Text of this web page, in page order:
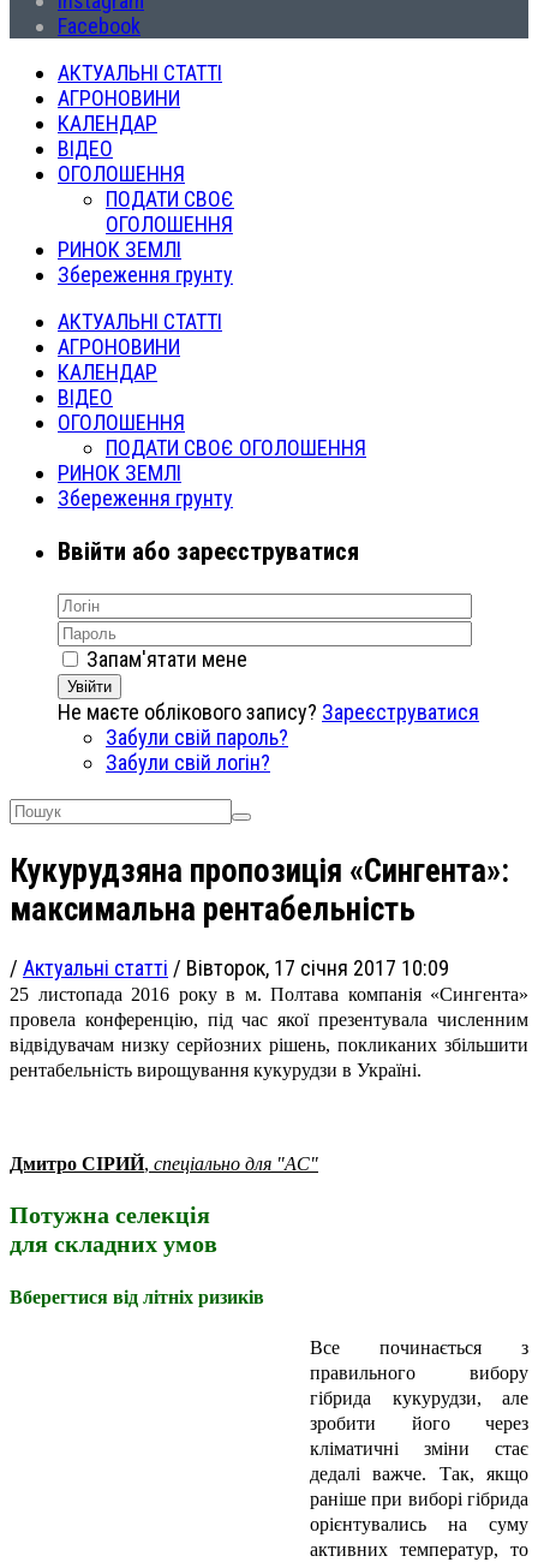
Facebook
АКТУАЛЬНІ СТАТТІ
АГРОНОВИНИ
КАЛЕНДАР
ВІДЕО
ОГОЛОШЕННЯ
ПОДАТИ СВОЄ
ОГОЛОШЕННЯ
РИНОК ЗЕМЛІ
Збереження грунту
АКТУАЛЬНІ СТАТТІ
АГРОНОВИНИ
КАЛЕНДАР
ВІДЕО
ОГОЛОШЕННЯ
ПОДАТИ СВОЄ ОГОЛОШЕННЯ
РИНОК ЗЕМЛІ
Збереження грунту
Ввійти або зареєструватися
Запам'ятати мене
Увійти
Не маєте облікового запису? Зареєструватися
Забули свій пароль?
Забули свій логін?
Кукурудзяна пропозиція «Сингента»:
максимальна рентабельність
/ Актуальні статті / Вівторок, 17 січня 2017 10:09
25 листопада 2016 року в м. Полтава компанія «Сингента»
провела конференцію, під час якої презентувала численним
відвідувачам низку серйозних рішень, покликаних збільшити
рентабельність вирощування кукурудзи в Україні.
Дмитро СІРИЙ, спеціально для "АС"
Потужна селекція
для складних умов
Вберегтися від літніх ризиків
Все починається з
правильного вибору
гібрида кукурудзи, але
зробити його через
кліматичні зміни стає
дедалі важче. Так, якщо
раніше при виборі гібрида
орієнтувались на суму
активних температур, то